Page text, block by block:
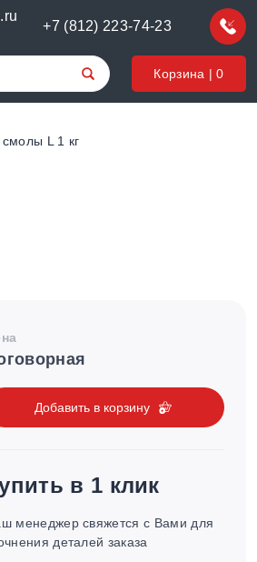
+7 (812) 223-74-23
Корзина |0
L 1 кг
Добавить в корзину
в 1 клик
менеджер свяжется с Вами для
деталей заказа